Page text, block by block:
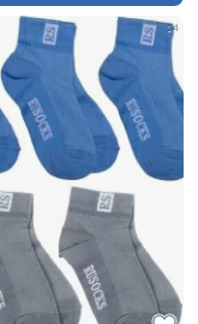
14